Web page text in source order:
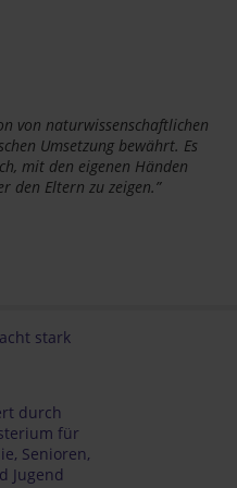
von naturwissenschaftlichen
Umsetzung bewährt. Es
mit den eigenen Händen
den Eltern zu zeigen.”